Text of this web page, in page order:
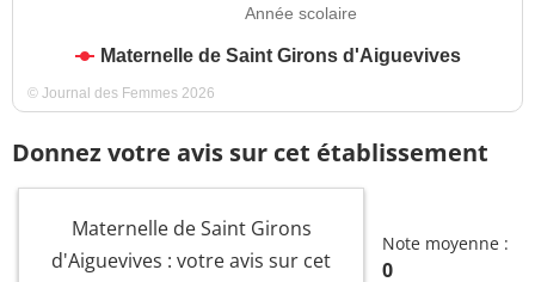
Année scolaire
Maternelle de Saint Girons d'Aiguevives
© Journal des Femmes 2026
Donnez votre avis sur cet établissement
Maternelle de Saint Girons
d'Aiguevives : votre avis sur cet
Note moyenne :
0